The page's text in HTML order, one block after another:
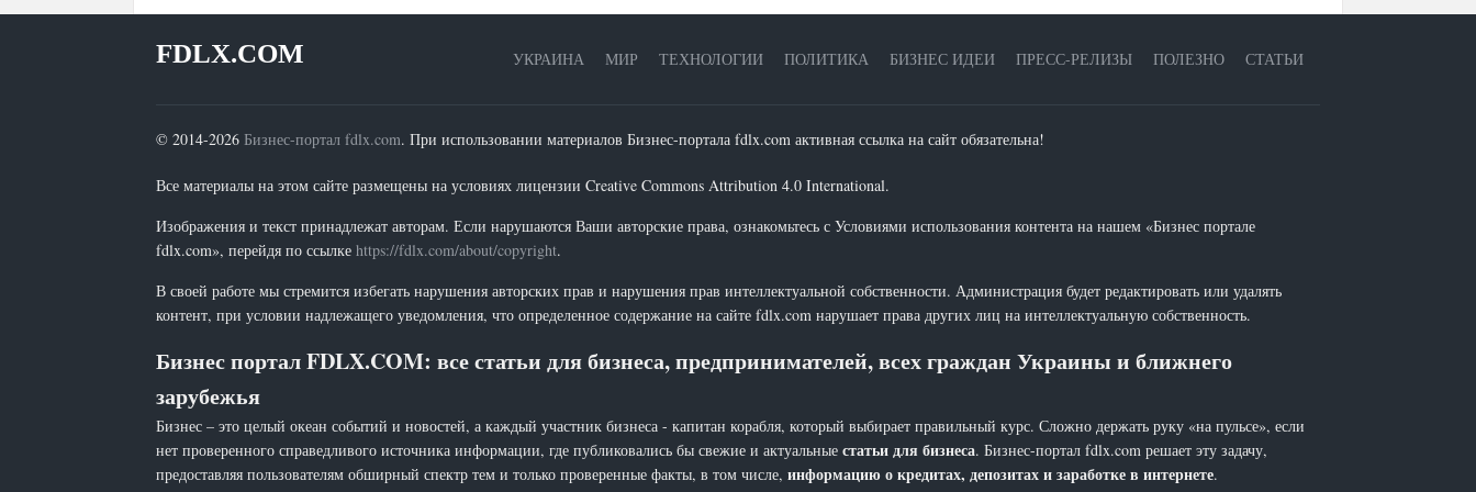
УКРАИНА МИР ТЕХНОЛОГИИ ПОЛИТИКА БИЗНЕС ИДЕИ ПРЕСС-РЕЛИЗЫ ПОЛЕЗНО СТАТЬИ
FDLX.COM
© 2014-2026 Бизнес-портал fdlx.com. При использовании материалов Бизнес-портала fdlx.com активная ссылка на сайт обязательна!
Все материалы на этом сайте размещены на условиях лицензии Creative Commons Attribution 4.0 International.
Изображения и текст принадлежат авторам. Если нарушаются Ваши авторские права, ознакомьтесь с Условиями использования контента на нашем «Бизнес портале
fdlx.com», перейдя по ссылке https://fdlx.com/about/copyright.
В своей работе мы стремится избегать нарушения авторских прав и нарушения прав интеллектуальной собственности. Администрация будет редактировать или удалять
контент, при условии надлежащего уведомления, что определенное содержание на сайте fdlx.com нарушает права других лиц на интеллектуальную собственность.
Бизнес портал FDLX.COM: все статьи для бизнеса, предпринимателей, всех граждан Украины и ближнего
зарубежья
Бизнес – это целый океан событий и новостей, а каждый участник бизнеса - капитан корабля, который выбирает правильный курс. Сложно держать руку «на пульсе», если
нет проверенного справедливого источника информации, где публиковались бы свежие и актуальные статьи для бизнеса. Бизнес-портал fdlx.com решает эту задачу,
предоставляя пользователям обширный спектр тем и только проверенные факты, в том числе, информацию о кредитах, депозитах и заработке в интернете.